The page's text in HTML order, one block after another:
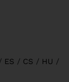
ES / CS / HU /